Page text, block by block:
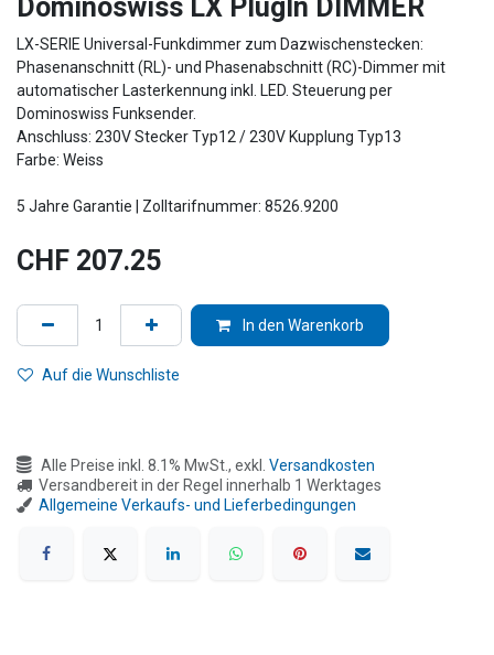
Dominoswiss LX PlugIn DIMMER
LX-SERIE Universal-Funkdimmer zum Dazwischenstecken:
Phasenanschnitt (RL)- und Phasenabschnitt (RC)-Dimmer mit
automatischer Lasterkennung inkl. LED. Steuerung per
Dominoswiss Funksender.
Anschluss: 230V Stecker Typ12 / 230V Kupplung Typ13
Farbe: Weiss
5 Jahre Garantie | Zolltarifnummer: 8526.9200
CHF 207.25
In den Warenkorb
Auf die Wunschliste
Alle Preise inkl. 8.1% MwSt., exkl. Versandkosten
Versandbereit in der Regel innerhalb 1 Werktages
Allgemeine Verkaufs- und Lieferbedingungen